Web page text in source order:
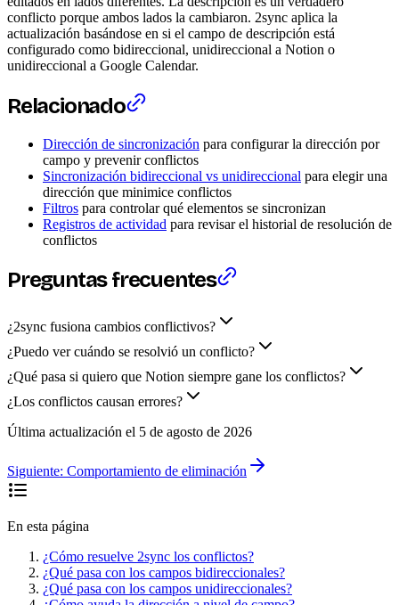
conflicto porque ambos lados la cambiaron. 2sync aplica la
actualización basándose en si el campo de descripción está
configurado como bidireccional, unidireccional a Notion o
unidireccional a Google Calendar.
Relacionado
Dirección de sincronización para configurar la dirección por
campo y prevenir conflictos
Sincronización bidireccional vs unidireccional para elegir una
dirección que minimice conflictos
Filtros para controlar qué elementos se sincronizan
Registros de actividad para revisar el historial de resolución de
conflictos
Preguntas frecuentes
¿2sync fusiona cambios conflictivos?
¿Puedo ver cuándo se resolvió un conflicto?
¿Qué pasa si quiero que Notion siempre gane los conflictos?
¿Los conflictos causan errores?
Última actualización el 5 de agosto de 2026
Siguiente: Comportamiento de eliminación
En esta página
¿Cómo resuelve 2sync los conflictos?
¿Qué pasa con los campos bidireccionales?
¿Qué pasa con los campos unidireccionales?